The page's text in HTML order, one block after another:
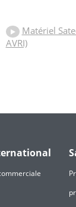
Matériel
AVRI)